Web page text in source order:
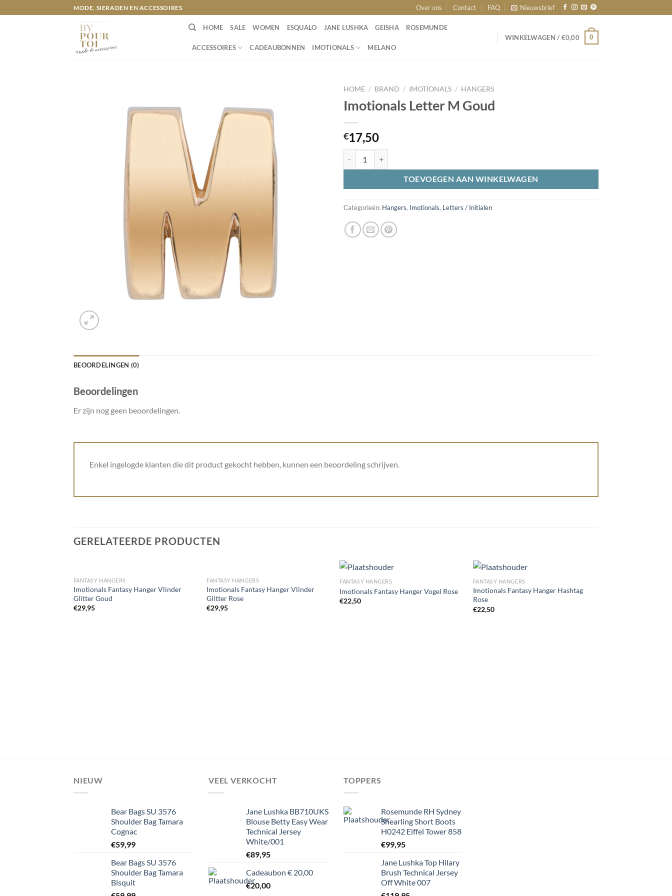
naar
MODE, SIERADEN EN ACCESSOIRES Over ons Contact FAQ Nieuwsbrief
HOME SALE WOMEN ESQUALO JANE LUSHKA GEISHA ROSEMUNDE
ACCESSOIRES CADEAUBONNEN IMOTIONALS MELANO
WINKELWAGEN / €0,00 0
HOME / BRAND / IMOTIONALS / HANGERS
Imotionals Letter M Goud
€17,50
TOEVOEGEN AAN WINKELWAGEN
Categorieën: Hangers, Imotionals, Letters / Initialen
BEOORDELINGEN (0)
Beoordelingen
Er zijn nog geen beoordelingen.
Enkel ingelogde klanten die dit product gekocht hebben, kunnen een beoordeling schrijven.
GERELATEERDE PRODUCTEN
FANTASY HANGERS
Imotionals Fantasy Hanger Vlinder
Glitter Goud
€29,95
FANTASY HANGERS
Imotionals Fantasy Hanger Vlinder
Glitter Rose
€29,95
FANTASY HANGERS
Imotionals Fantasy Hanger Vogel Rose
€22,50
FANTASY HANGERS
Imotionals Fantasy Hanger Hashtag
Rose
€22,50
NIEUW
Bear Bags SU 3576
Shoulder Bag Tamara
Cognac
€59,99
Bear Bags SU 3576
Shoulder Bag Tamara
Bisquit
VEEL VERKOCHT
Jane Lushka BB710UKS
Blouse Betty Easy Wear
Technical Jersey
White/001
€89,95
Cadeaubon € 20,00
€20,00
TOPPERS
Rosemunde RH Sydney
Shearling Short Boots
H0242 Eiffel Tower 858
€99,95
Jane Lushka Top Hilary
Brush Technical Jersey
Off White 007